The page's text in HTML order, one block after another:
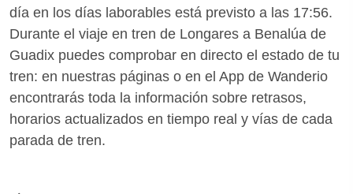
día en los días laborables está previsto a las 17:56.
Durante el viaje en tren de Longares a Benalúa de
Guadix puedes comprobar en directo el estado de tu
tren: en nuestras páginas o en el App de Wanderio
encontrarás toda la información sobre retrasos,
horarios actualizados en tiempo real y vías de cada
parada de tren.